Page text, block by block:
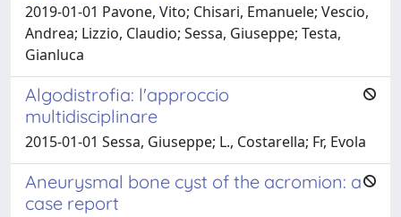
2019-01-01 Pavone, Vito; Chisari, Emanuele; Vescio,
Andrea; Lizzio, Claudio; Sessa, Giuseppe; Testa,
Gianluca
Algodistrofia: l'approccio
multidisciplinare
2015-01-01 Sessa, Giuseppe; L., Costarella; Fr, Evola
Aneurysmal bone cyst of the acromion: a
case report